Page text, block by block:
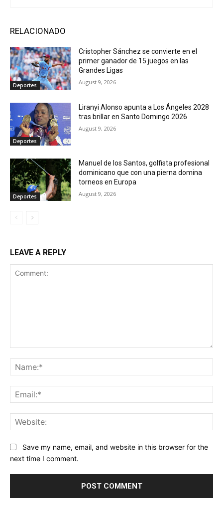
RELACIONADO
Deportes
Cristopher Sánchez se convierte en el
primer ganador de 15 juegos en las
Grandes Ligas
August 9, 2026
Deportes
Liranyi Alonso apunta a Los Ángeles 2028
tras brillar en Santo Domingo 2026
August 9, 2026
Deportes
Manuel de los Santos, golfista profesional
dominicano que con una pierna domina
torneos en Europa
August 9, 2026
LEAVE A REPLY
Save my name, email, and website in this browser for the
next time I comment.